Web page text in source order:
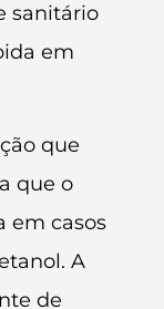
sanitário
em
que
que o
em casos
A
de